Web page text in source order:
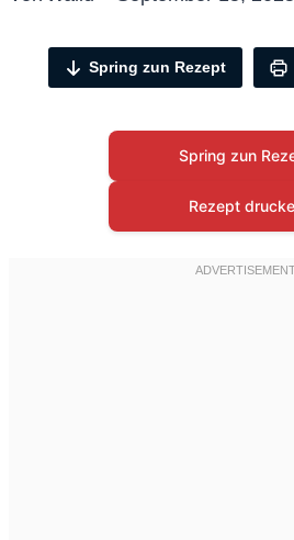
Spring zun Rezept
Spring zun
Rezept